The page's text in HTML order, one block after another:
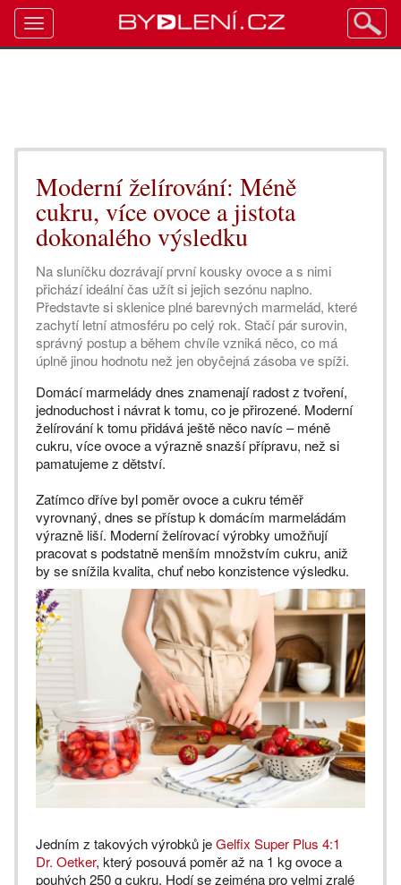
Moderní želírování: Méně
cukru, více ovoce a jistota
dokonalého výsledku
Na sluníčku dozrávají první kousky ovoce a s nimi
přichází ideální čas užít si jejich sezónu naplno.
Představte si sklenice plné barevných marmelád, které
zachytí letní atmosféru po celý rok. Stačí pár surovin,
správný postup a během chvíle vzniká něco, co má
úplně jinou hodnotu než jen obyčejná zásoba ve spíži.
Domácí marmelády dnes znamenají radost z tvoření,
jednoduchost i návrat k tomu, co je přirozené. Moderní
želírování k tomu přidává ještě něco navíc – méně
cukru, více ovoce a výrazně snazší přípravu, než si
pamatujeme z dětství.
Zatímco dříve byl poměr ovoce a cukru téměř
vyrovnaný, dnes se přístup k domácím marmeládám
výrazně liší. Moderní želírovací výrobky umožňují
pracovat s podstatně menším množstvím cukru, aniž
by se snížila kvalita, chuť nebo konzistence výsledku.
Jedním z takových výrobků jeGelfix Super Plus 4:1
Dr. Oetker, který posouvá poměr až na 1 kg ovoce a
pouhých 250 g cukru. Hodí se zejména pro velmi zralé
Toggle
navigation